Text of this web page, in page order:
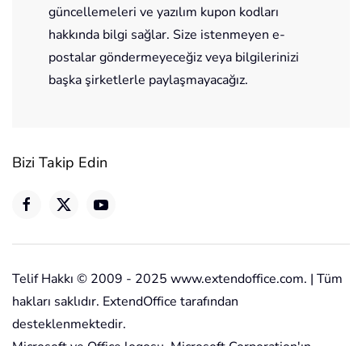
güncellemeleri ve yazılım kupon kodları
hakkında bilgi sağlar. Size istenmeyen e-
postalar göndermeyeceğiz veya bilgilerinizi
başka şirketlerle paylaşmayacağız.
Bizi Takip Edin
Telif Hakkı © 2009 - 2025 www.extendoffice.com. | Tüm
hakları saklıdır. ExtendOffice tarafından
desteklenmektedir.